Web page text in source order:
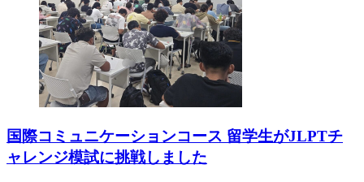
国際コミュニケーションコース 留学生がJLPTチ
ャレンジ模試に挑戦しました